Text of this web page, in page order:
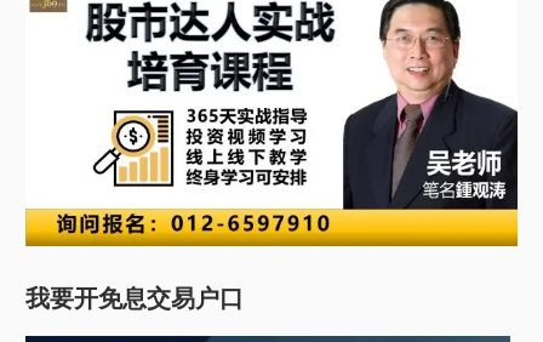
我要开免息交易户口